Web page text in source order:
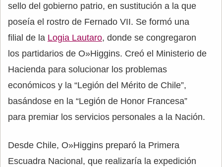
sello del gobierno patrio, en sustitución a la que
poseía el rostro de Fernado VII. Se formó una
filial de la Logia Lautaro, donde se congregaron
los partidarios de O»Higgins. Creó el Ministerio de
Hacienda para solucionar los problemas
económicos y la “Legión del Mérito de Chile”,
basándose en la “Legión de Honor Francesa”
para premiar los servicios personales a la Nación.
Desde Chile, O»Higgins preparó la Primera
Escuadra Nacional, que realizaría la expedición